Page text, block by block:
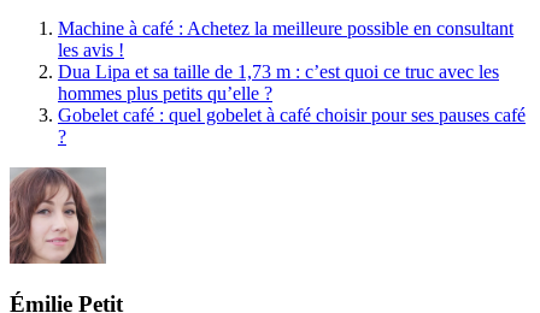
Machine à café : Achetez la meilleure possible en consultant
les avis !
Dua Lipa et sa taille de 1,73 m : c’est quoi ce truc avec les
hommes plus petits qu’elle ?
Gobelet café : quel gobelet à café choisir pour ses pauses café
?
Émilie Petit